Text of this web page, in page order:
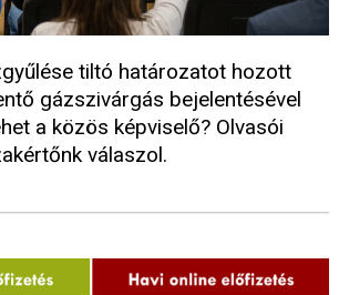
tiltó határozatot hozott
gázszivárgás bejelentésével
a közös képviselő? Olvasói
válaszol.